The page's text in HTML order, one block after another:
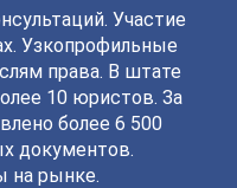
Участие
Узкопрофильные
права. В штате
10 юристов. За
более 6 500
документов.
на рынке.